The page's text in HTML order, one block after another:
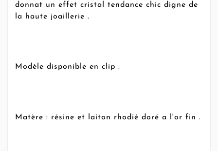
donnat un effet cristal tendance chic digne de
la haute joaillerie .
Modèle disponible en clip .
Matère : résine et laiton rhodié doré a l'or fin .